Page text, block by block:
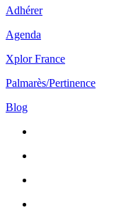
Adhérer
Agenda
Xplor France
Palmarès/Pertinence
Blog